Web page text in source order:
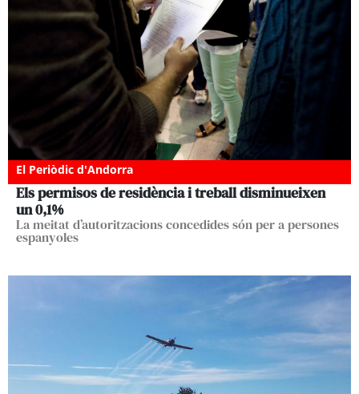
El Periòdic d'Andorra
Els permisos de residència i treball disminueixen
un 0,1%
La meitat d’autoritzacions concedides són per a persones
espanyoles